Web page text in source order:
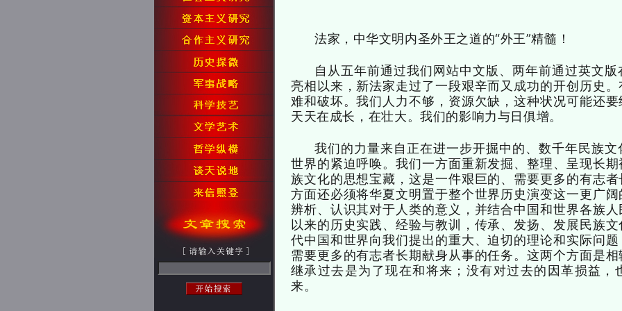
法家，中华文明内圣外王之道的“外王”精髓！
自从五年前通过我们网站中文版、两年前通过英文
亮相以来，新法家走过了一段艰辛而又成功的开创历史
难和破坏。我们人力不够，资源欠缺，这种状况可能还
天天在成长，在壮大。我们的影响力与日俱增。
我们的力量来自正在进一步开掘中的、数千年民族
世界的紧迫呼唤。我们一方面重新发掘、整理、呈现长
族文化的思想宝藏，这是一件艰巨的、需要更多的有志
方面还必须将华夏文明置于整个世界历史演变这一更广
辨析、认识其对于人类的意义，并结合中国和世界各族
以来的历史实践、经验与教训，传承、发扬、发展民族
代中国和世界向我们提出的重大、迫切的理论和实际问
需要更多的有志者长期献身从事的任务。这两个方面是
继承过去是为了现在和将来；没有对过去的因革损益，
来。